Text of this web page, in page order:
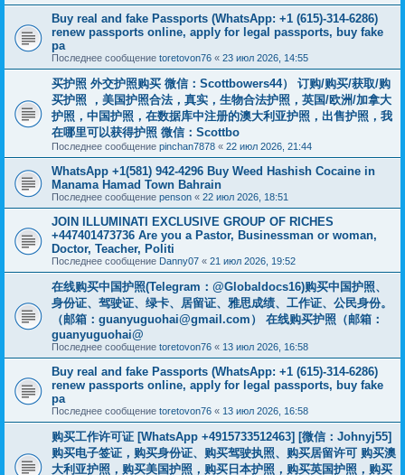
Buy real and fake Passports (WhatsApp: +1 (615)-314-6286)
renew passports online, apply for legal passports, buy fake
pa
Последнее сообщение toretovon76 « 23 июл 2026, 14:55
买护照 外交护照购买 微信：Scottbowers44） 订购/购买/获取/购
买护照 ，美国护照合法，真实，生物合法护照，英国/欧洲/加拿大
护照，中国护照，在数据库中注册的澳大利亚护照，出售护照，我
在哪里可以获得护照 微信：Scottbo
Последнее сообщение pinchan7878 « 22 июл 2026, 21:44
WhatsApp +1(581) 942-4296 Buy Weed Hashish Cocaine in
Manama Hamad Town Bahrain
Последнее сообщение penson « 22 июл 2026, 18:51
JOIN ILLUMINATI EXCLUSIVE GROUP OF RICHES
+447401473736 Are you a Pastor, Businessman or woman,
Doctor, Teacher, Politi
Последнее сообщение Danny07 « 21 июл 2026, 19:52
在线购买中国护照(Telegram：@Globaldocs16)购买中国护照、
身份证、驾驶证、绿卡、居留证、雅思成绩、工作证、公民身份。
（邮箱： guanyuguohai@gmail.com ） 在线购买护照（邮箱：
guanyuguohai@
Последнее сообщение toretovon76 « 13 июл 2026, 16:58
Buy real and fake Passports (WhatsApp: +1 (615)-314-6286)
renew passports online, apply for legal passports, buy fake
pa
Последнее сообщение toretovon76 « 13 июл 2026, 16:58
购买工作许可证 [WhatsApp +4915733512463] [微信：Johnyj55]
购买电子签证，购买身份证、购买驾驶执照、购买居留许可 购买澳
大利亚护照，购买美国护照，购买日本护照，购买英国护照，购买